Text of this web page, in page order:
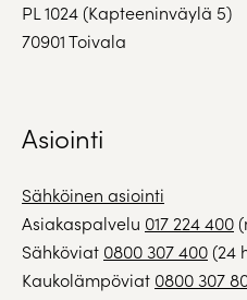
PL 1024 (Kapteeninväylä 5)
70901 Toivala
Asiointi
Sähköinen asiointi
Asiakaspalvelu 017 224 400
Sähköviat 0800 307 400(24
Kaukolämpöviat 0800 307